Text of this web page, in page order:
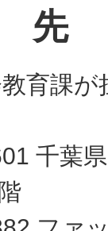
先
育課
千葉